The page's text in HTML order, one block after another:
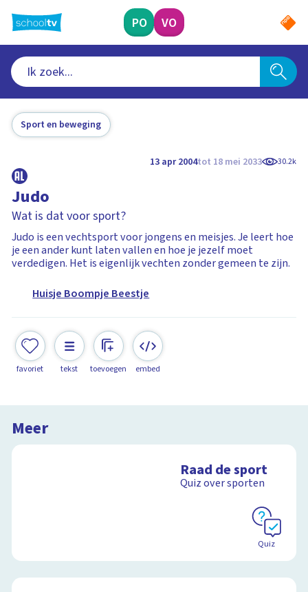
naar
hoofdinhoud
PO VO
Sport en beweging
13 apr 2004tot 18 mei 2033 30.2k
Judo
Wat is dat voor sport?
Judo is een vechtsport voor jongens en meisjes. Je leert hoe
je een ander kunt laten vallen en hoe je jezelf moet
verdedigen. Het is eigenlijk vechten zonder gemeen te zijn.
Huisje Boompje Beestje
favoriet tekst toevoegen embed
Meer
Raad de sport
Quiz over sporten
Quiz